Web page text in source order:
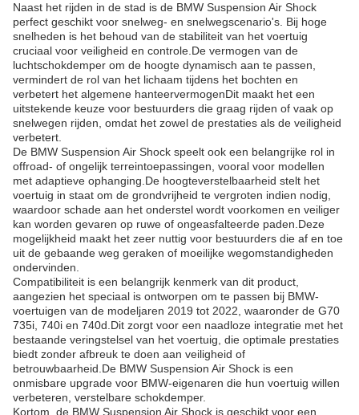
Naast het rijden in de stad is de BMW Suspension Air Shock
perfect geschikt voor snelweg- en snelwegscenario's. Bij hoge
snelheden is het behoud van de stabiliteit van het voertuig
cruciaal voor veiligheid en controle.De vermogen van de
luchtschokdemper om de hoogte dynamisch aan te passen,
vermindert de rol van het lichaam tijdens het bochten en
verbetert het algemene hanteervermogenDit maakt het een
uitstekende keuze voor bestuurders die graag rijden of vaak op
snelwegen rijden, omdat het zowel de prestaties als de veiligheid
verbetert.
De BMW Suspension Air Shock speelt ook een belangrijke rol in
offroad- of ongelijk terreintoepassingen, vooral voor modellen
met adaptieve ophanging.De hoogteverstelbaarheid stelt het
voertuig in staat om de grondvrijheid te vergroten indien nodig,
waardoor schade aan het onderstel wordt voorkomen en veiliger
kan worden gevaren op ruwe of ongeasfalteerde paden.Deze
mogelijkheid maakt het zeer nuttig voor bestuurders die af en toe
uit de gebaande weg geraken of moeilijke wegomstandigheden
ondervinden.
Compatibiliteit is een belangrijk kenmerk van dit product,
aangezien het speciaal is ontworpen om te passen bij BMW-
voertuigen van de modeljaren 2019 tot 2022, waaronder de G70
735i, 740i en 740d.Dit zorgt voor een naadloze integratie met het
bestaande veringstelsel van het voertuig, die optimale prestaties
biedt zonder afbreuk te doen aan veiligheid of
betrouwbaarheid.De BMW Suspension Air Shock is een
onmisbare upgrade voor BMW-eigenaren die hun voertuig willen
verbeteren, verstelbare schokdemper.
Kortom, de BMW Suspension Air Shock is geschikt voor een